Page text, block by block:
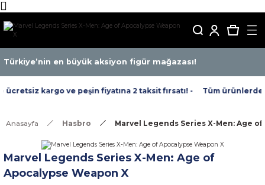
Türkiye’nin en büyük aksiyon figür mağazası!
kargo ve peşin fiyatına 2 taksit fırsatı! - Tüm ürünlerde
Anasayfa Hasbro Marvel Legends Series X-Men: Age
Marvel Legends Series X-Men: Age of
Apocalypse Weapon X